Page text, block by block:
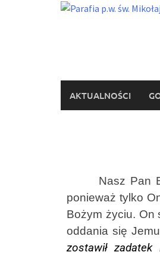
AKTUALNOŚCI
Nasz Pan Bóg
ponieważ tylko
Bożym życiu. On
oddania się
zostawił